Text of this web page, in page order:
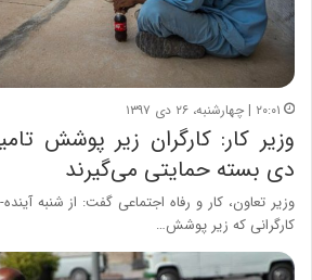
۲۰:۰۱ | چهارشنبه، ۲۶ دی ۱۳۹۷
دی بسته حمایتی می‌گیرند
وزیر تعاون، کار و رفاه اجتماعی گفت: از شنبه
کارگرانی که زیر پوشش…